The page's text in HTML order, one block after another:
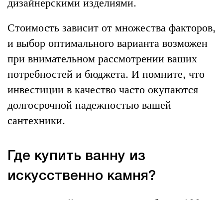
Стоимость зависит от множества факторов,
и выбор оптимального варианта возможен
при внимательном рассмотрении ваших
потребностей и бюджета. И помните, что
инвестиции в качество часто окупаются
долгосрочной надежностью вашей
сантехники.
Где купить ванну из
искусственно камня?